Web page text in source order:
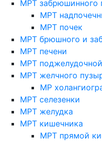
МРТ забрюшинного
МРТ
МРТ почек
МРТ брюшного и
МРТ печени
МРТ
МРТ желчного
МР
МРТ селезенки
МРТ желудка
МРТ кишечника
МРТ прямой